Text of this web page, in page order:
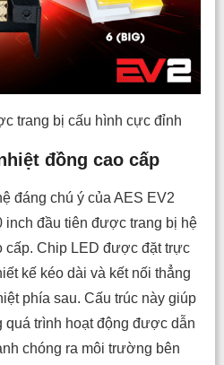
trang bị cấu hình cực đỉnh
đồng cao cấp
đáng chú ý của AES EV2
inch đầu tiên được trang bị hệ
cấp. Chip LED được đặt trực
kế kéo dài và kết nối thẳng
phía sau. Cấu trúc này giúp
trình hoạt động được dẫn
chóng ra môi trường bên